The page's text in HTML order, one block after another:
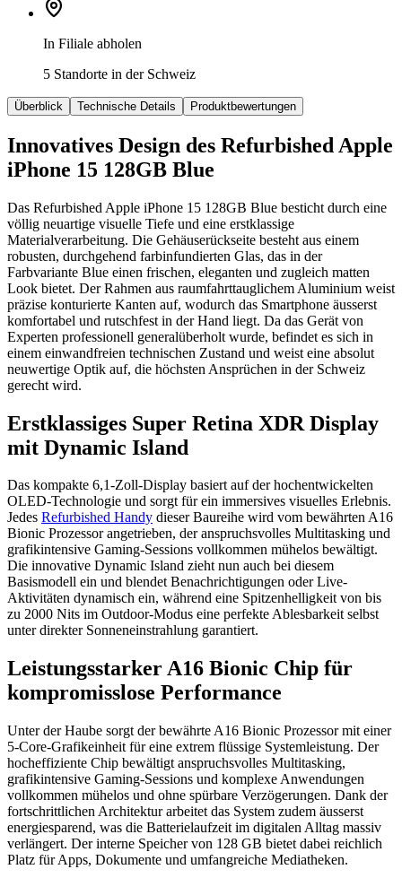
In Filiale abholen
5 Standorte in der Schweiz
Überblick Technische Details Produktbewertungen
Innovatives Design des Refurbished Apple
iPhone 15 128GB Blue
Das Refurbished Apple iPhone 15 128GB Blue besticht durch eine
völlig neuartige visuelle Tiefe und eine erstklassige
Materialverarbeitung. Die Gehäuserückseite besteht aus einem
robusten, durchgehend farbinfundierten Glas, das in der
Farbvariante Blue einen frischen, eleganten und zugleich matten
Look bietet. Der Rahmen aus raumfahrttauglichem Aluminium weist
präzise konturierte Kanten auf, wodurch das Smartphone äusserst
komfortabel und rutschfest in der Hand liegt. Da das Gerät von
Experten professionell generalüberholt wurde, befindet es sich in
einem einwandfreien technischen Zustand und weist eine absolut
neuwertige Optik auf, die höchsten Ansprüchen in der Schweiz
gerecht wird.
Erstklassiges Super Retina XDR Display
mit Dynamic Island
Das kompakte 6,1-Zoll-Display basiert auf der hochentwickelten
OLED-Technologie und sorgt für ein immersives visuelles Erlebnis.
Jedes Refurbished Handy dieser Baureihe wird vom bewährten A16
Bionic Prozessor angetrieben, der anspruchsvolles Multitasking und
grafikintensive Gaming-Sessions vollkommen mühelos bewältigt.
Die innovative Dynamic Island zieht nun auch bei diesem
Basismodell ein und blendet Benachrichtigungen oder Live-
Aktivitäten dynamisch ein, während eine Spitzenhelligkeit von bis
zu 2000 Nits im Outdoor-Modus eine perfekte Ablesbarkeit selbst
unter direkter Sonneneinstrahlung garantiert.
Leistungsstarker A16 Bionic Chip für
kompromisslose Performance
Unter der Haube sorgt der bewährte A16 Bionic Prozessor mit einer
5-Core-Grafikeinheit für eine extrem flüssige Systemleistung. Der
hocheffiziente Chip bewältigt anspruchsvolles Multitasking,
grafikintensive Gaming-Sessions und komplexe Anwendungen
vollkommen mühelos und ohne spürbare Verzögerungen. Dank der
fortschrittlichen Architektur arbeitet das System zudem äusserst
energiesparend, was die Batterielaufzeit im digitalen Alltag massiv
verlängert. Der interne Speicher von 128 GB bietet dabei reichlich
Platz für Apps, Dokumente und umfangreiche Mediatheken.